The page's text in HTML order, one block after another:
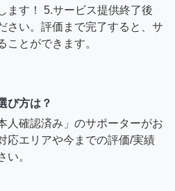
ます！ 5.サービス提供終了後
さい。評価まで完了すると、サ
ことができます。
び方は？
人確認済み」のサポーターがお
応エリアや今までの評価/実績
い。